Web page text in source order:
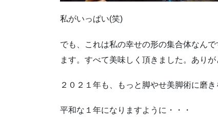
私がいっぱい(笑)
でも、これは私の幸せの形の集合体なん
ます。すべて美味しく頂きました。ありが
２０２１年も、もっと脚やせ美脚術に磨
平和な１年になりますように・・・